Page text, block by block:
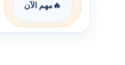
🔥 مهم الآن